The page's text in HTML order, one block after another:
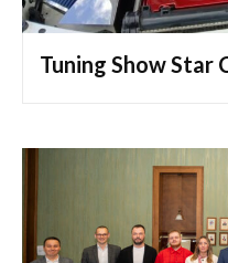
Tuning Show Star